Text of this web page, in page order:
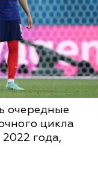
очередные
цикла
года,